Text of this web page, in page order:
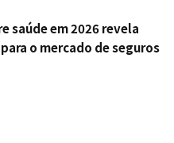
saúde em 2026 revela
o mercado de seguros
e prevenção